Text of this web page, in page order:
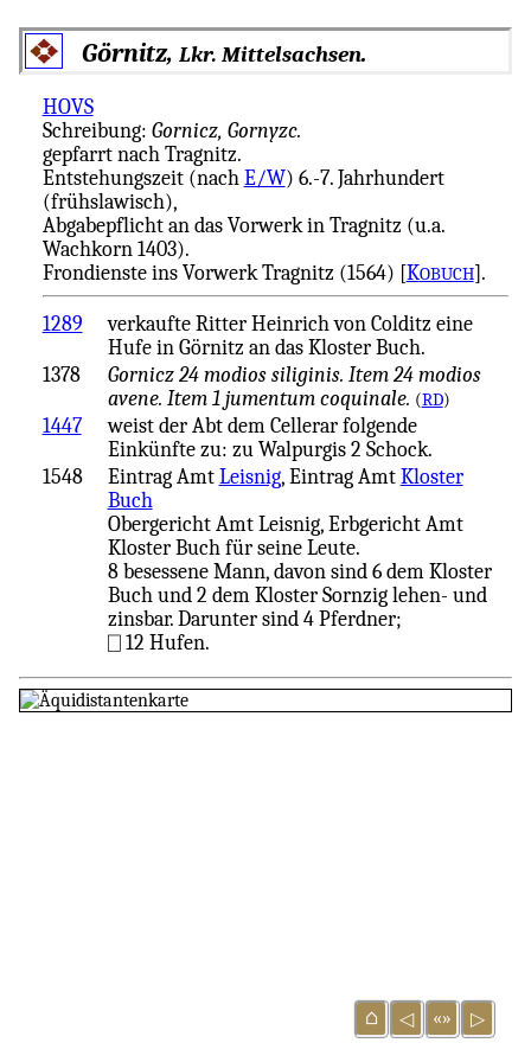
Görnitz,Lkr. Mittelsachsen.
HOVS
Schreibung: Gornicz, Gornyzc.
gepfarrt nach Tragnitz.
Entstehungszeit (nach E/W) 6.-7. Jahrhundert
(frühslawisch),
Abgabepflicht an das Vorwerk in Tragnitz (u.a.
Wachkorn 1403).
Frondienste ins Vorwerk Tragnitz (1564) [KOBUCH].
1289
verkaufte Ritter Heinrich von Colditz eine
Hufe in Görnitz an das Kloster Buch.
1378
Gornicz 24 modios siliginis. Item 24 modios
avene. Item 1 jumentum coquinale. (RD)
1447
weist der Abt dem Cellerar folgende
Einkünfte zu: zu Walpurgis 2 Schock.
1548
Eintrag Amt Leisnig, Eintrag Amt Kloster
Buch
Obergericht Amt Leisnig, Erbgericht Amt
Kloster Buch für seine Leute.
8 besessene Mann, davon sind 6 dem Kloster
Buch und 2 dem Kloster Sornzig lehen- und
zinsbar. Darunter sind 4 Pferdner;
⎕ 12 Hufen.
⌂ ◁ «» ▷